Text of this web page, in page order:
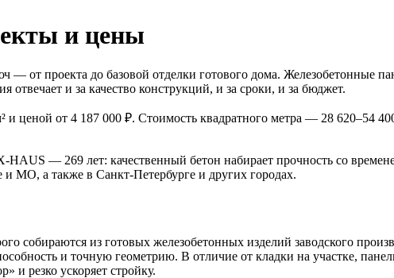
и цены
проекта до базовой отделки готового дома. Железобетонные
и за качество конструкций, и за сроки, и за бюджет.
ценой от 4 187 000 ₽. Стоимость квадратного метра — 28 620–54
HAUS — 269 лет: качественный бетон набирает прочность со
МО, а также в Санкт-Петербурге и других городах.
собираются из готовых железобетонных изделий заводского
и точную геометрию. В отличие от кладки на участке,
и резко ускоряет стройку.